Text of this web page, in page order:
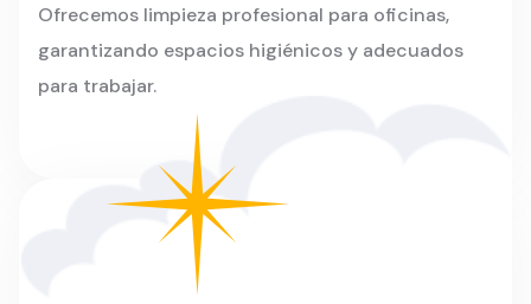
Ofrecemos limpieza profesional para oficinas,
garantizando espacios higiénicos y adecuados
para trabajar.